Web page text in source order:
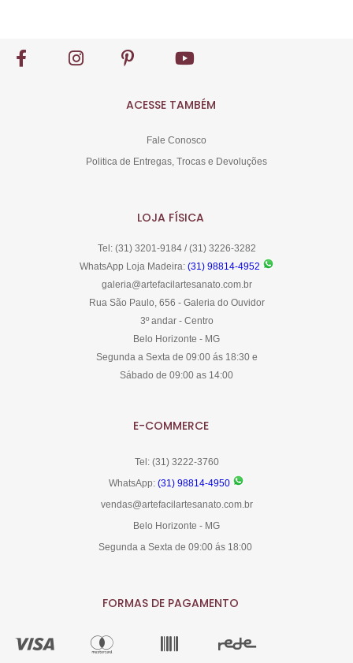
ACESSE TAMBÉM
Fale Conosco
Politica de Entregas, Trocas e Devoluções
LOJA FÍSICA
Tel: (31) 3201-9184 / (31) 3226-3282
WhatsApp Loja Madeira: (31) 98814-4952
galeria@artefacilartesanato.com.br
Rua São Paulo, 656 - Galeria do Ouvidor
3º andar - Centro
Belo Horizonte - MG
Segunda a Sexta de 09:00 ás 18:30 e
Sábado de 09:00 as 14:00
E-COMMERCE
Tel: (31) 3222-3760
WhatsApp: (31) 98814-4950
vendas@artefacilartesanato.com.br
Belo Horizonte - MG
Segunda a Sexta de 09:00 ás 18:00
FORMAS DE PAGAMENTO